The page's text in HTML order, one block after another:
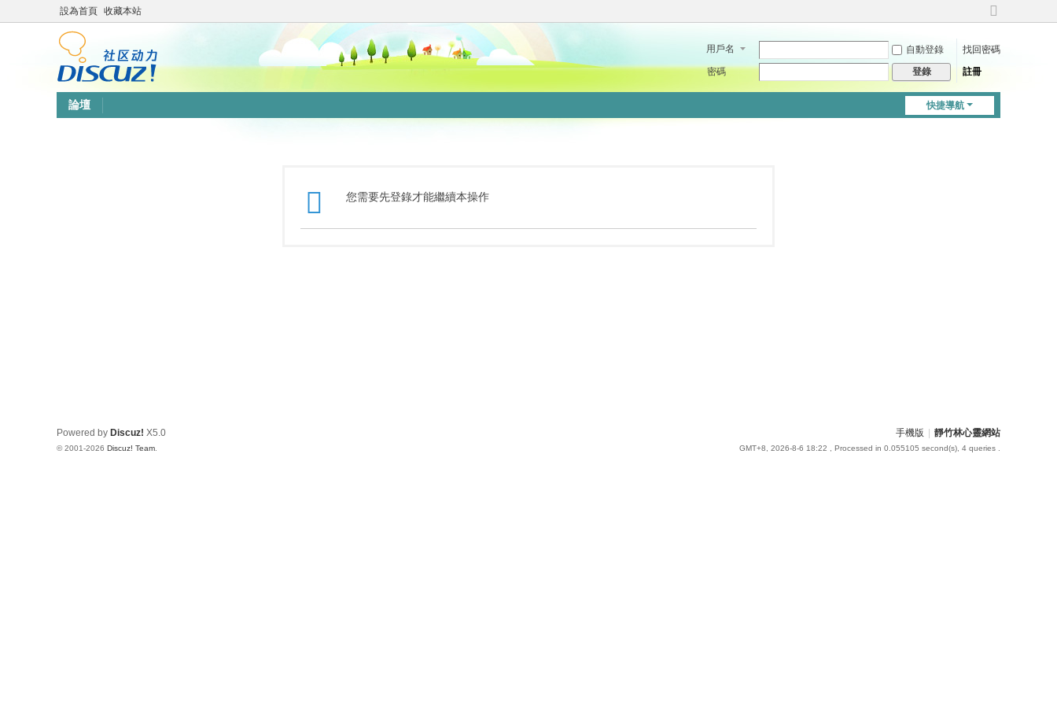
設為首頁 收藏本站
切
到
用戶名 自動登錄
找回密碼
密碼
登錄 註冊
快捷導航
論壇
您需要先登錄才能繼續本操作
手機版 靜竹林心靈網站
GMT+8, 2026-8-6 18:22 , Processed in 0.055105 second(s), 4 queries .
Powered by Discuz! X5.0
© 2001-2026 Discuz! Team